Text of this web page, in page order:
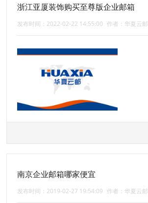
浙江亚厦装饰购买至尊版企业邮箱
发布时间：2022-02-22 14:55:00 作者：华夏云邮
南京企业邮箱哪家便宜
发布时间：2019-02-27 19:54:09 作者：华夏云邮